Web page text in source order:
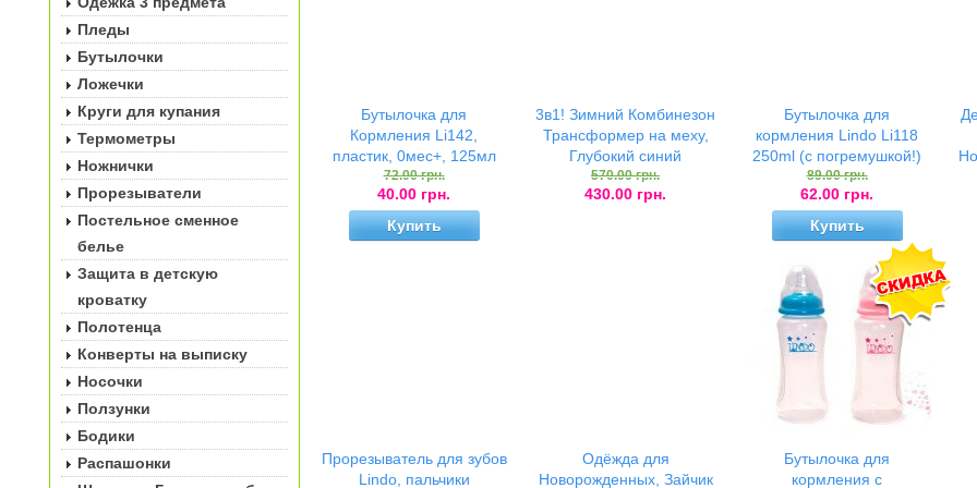
Пледы
Бутылочки
Ложечки
Круги для купания
Термометры
Ножнички
Прорезыватели
Постельное сменное
белье
Защита в детскую
кроватку
Полотенца
Конверты на выписку
Носочки
Ползунки
Бодики
Распашонки
Бутылочка для
Кормления Li142,
пластик, 0мес+, 125мл
72.00 грн.
40.00 грн.
Купить
3в1! Зимний Комбинезон
Трансформер на меху,
Глубокий синий
570.00 грн.
430.00 грн.
Out of Stock
Бутылочка для
кормления Lindo Li118
250ml (c погремушкой!)
89.00 грн.
62.00 грн.
КупитьOut of Stock
Прорезыватель для зубов
Lindo, пальчики
Одёжда для
Новорожденных, Зайчик
Бутылочка для
кормления с